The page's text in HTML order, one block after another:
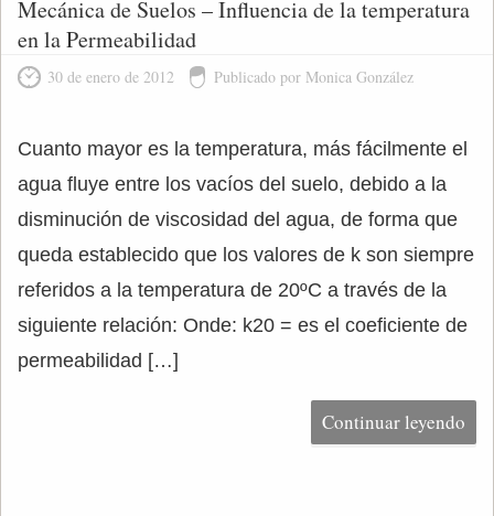
Mecánica de Suelos – Influencia de la temperatura
en la Permeabilidad
30 de enero de 2012 Publicado por Monica González
Cuanto mayor es la temperatura, más fácilmente el
agua fluye entre los vacíos del suelo, debido a la
disminución de viscosidad del agua, de forma que
queda establecido que los valores de k son siempre
referidos a la temperatura de 20ºC a través de la
siguiente relación: Onde: k20 = es el coeficiente de
permeabilidad […]
Continuar leyendo